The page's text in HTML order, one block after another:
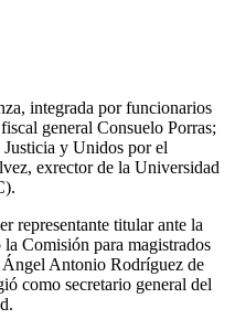
integrada por funcionarios
general Consuelo Porras;
y Unidos por el
exrector de la Universidad
representante titular ante la
Comisión para magistrados
Antonio Rodríguez de
como secretario general del